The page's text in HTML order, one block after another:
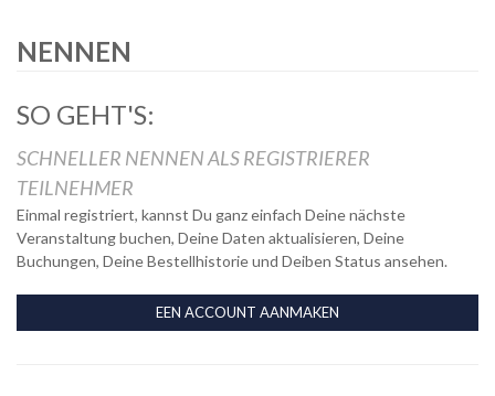
NENNEN
SO GEHT'S:
SCHNELLER NENNEN ALS REGISTRIERER
TEILNEHMER
Einmal registriert, kannst Du ganz einfach Deine nächste
Veranstaltung buchen, Deine Daten aktualisieren, Deine
Buchungen, Deine Bestellhistorie und Deiben Status ansehen.
EEN ACCOUNT AANMAKEN